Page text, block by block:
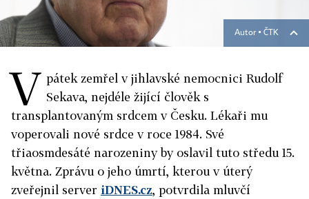
Autor ▪ ČTK
V pátek zemřel v jihlavské nemocnici Rudolf
Sekava, nejdéle žijící člověk s
transplantovaným srdcem v Česku. Lékaři mu
voperovali nové srdce v roce 1984. Své
třiaosmdesáté narozeniny by oslavil tuto středu 15.
května. Zprávu o jeho úmrtí, kterou v úterý
zveřejnil server iDNES.cz, potvrdila mluvčí